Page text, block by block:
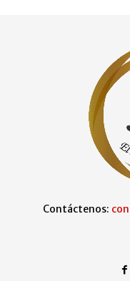
Contáctenos: